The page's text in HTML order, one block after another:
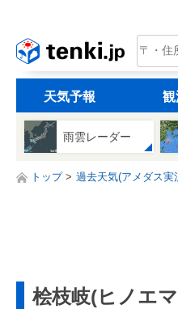
tenki.jp
天気予報 観
雨雲レーダー
トップ 過去天気(アメダス実
桧枝岐(ヒノエ